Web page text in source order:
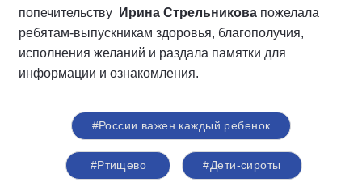
попечительству
Ирина Стрельникова пожелала
ребятам-выпускникам здоровья, благополучия,
исполнения желаний и раздала памятки для
информации и ознакомления.
#России важен каждый ребенок
#Ртищево #Дети-сироты